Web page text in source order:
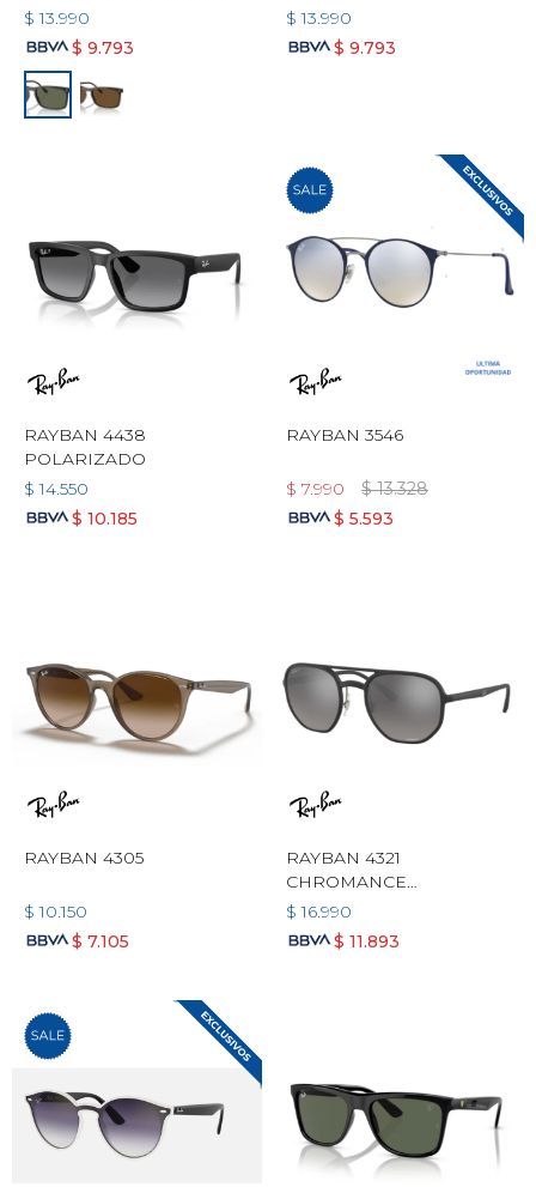
$ 13.990
$ 9.793
$ 13.990
$ 9.793
RAYBAN 4438
POLARIZADO
$ 14.550
$ 10.185
RAYBAN 3546
$ 7.990 $ 13.328
$ 5.593
RAYBAN 4305
$ 10.150
$ 7.105
RAYBAN 4321
CHROMANCE
POLARIZADO
$ 16.990
$ 11.893